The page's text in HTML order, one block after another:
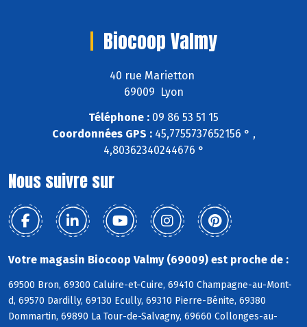
Biocoop Valmy
40 rue Marietton
69009 Lyon
Téléphone : 09 86 53 51 15
Coordonnées GPS :45,7755737652156 ° ,
4,80362340244676 °
Nous suivre sur
Votre magasin Biocoop Valmy (69009) est proche de :
69500 Bron, 69300 Caluire-et-Cuire, 69410 Champagne-au-Mont-
d, 69570 Dardilly, 69130 Ecully, 69310 Pierre-Bénite, 69380
Dommartin, 69890 La Tour-de-Salvagny, 69660 Collonges-au-